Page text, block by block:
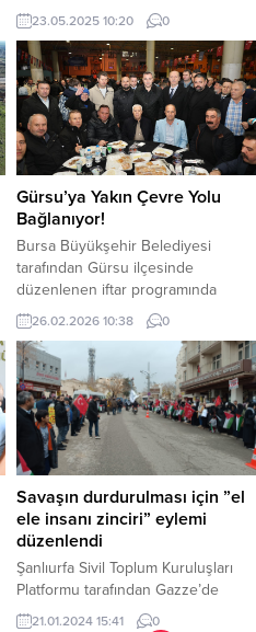
yapıldı. Yapılan operasyonda 3
şüpheli yakalandı. Şanlıurfa İl J.K.lığı
tarafından “Tütün ve Alkol
Kaçakçılarına Yönelik”, Yapılan
çalışmalar neticesinde; Eyyübiye ve
Suruç İlçelerinde, Eyyübiye İlçe
J.K.lığı, Suruç İlçe J.K.lığı, İsth.
Şb.Md.lüğü ve KOM Şb. Md.lüğü
Ekipleri tarafından haklarında “Suç
İşlemek...
23.05.2025 10:20 0
Gürsu’ya Yakın Çevre Yolu
Bağlanıyor!
Bursa Büyükşehir Belediyesi
tarafından Gürsu ilçesinde
düzenlenen iftar programında
konuşan Başkan Mustafa Bozbey,
Yakın Çevre Yolu’nu 35’lik yola
bağlamak için yoğun bir şekilde
çalıştıklarını, böylece Gürsu’da ve
Ankara Yolu’nda ulaşımı
rahatlatacaklarını söyledi. Bursa
Büyükşehir Belediyesi, ‘Herkes
güldüğü zaman bir başkadır
Ramazan’ temasıyla gerçekleştirdiği
programlarla Ramazan ayının
manevi atmosferini kentin dört...
26.02.2026 10:38 0
Savaşın durdurulması için ”el
ele insanı zinciri” eylemi
düzenlendi
Şanlıurfa Sivil Toplum Kuruluşları
Platformu tarafından Gazze’de
yaşanan trajediye dikkat çekmek ve
21.01.2024 15:41 0